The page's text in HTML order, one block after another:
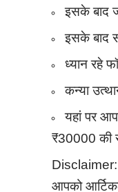
इसके बाद
इसके बाद
ध्यान रहे
कन्या
यहां पर
₹30000 की
Disclaimer:
आपको